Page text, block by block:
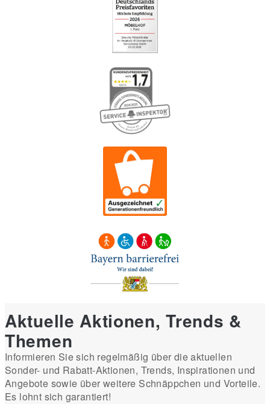
Aktuelle Aktionen, Trends &
Themen
Informieren Sie sich regelmäßig über die aktuellen
Sonder- und Rabatt-Aktionen, Trends, Inspirationen und
Angebote sowie über weitere Schnäppchen und Vorteile.
Es lohnt sich garantiert!